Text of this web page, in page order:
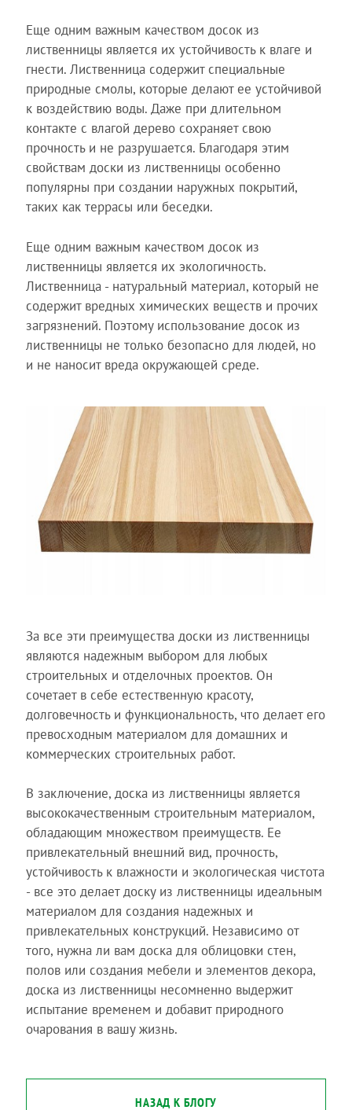
Еще одним важным качеством досок из
лиственницы является их устойчивость к влаге и
гнести. Лиственница содержит специальные
природные смолы, которые делают ее устойчивой
к воздействию воды. Даже при длительном
контакте с влагой дерево сохраняет свою
прочность и не разрушается. Благодаря этим
свойствам доски из лиственницы особенно
популярны при создании наружных покрытий,
таких как террасы или беседки.
Еще одним важным качеством досок из
лиственницы является их экологичность.
Лиственница - натуральный материал, который не
содержит вредных химических веществ и прочих
загрязнений. Поэтому использование досок из
лиственницы не только безопасно для людей, но
и не наносит вреда окружающей среде.
За все эти преимущества доски из лиственницы
являются надежным выбором для любых
строительных и отделочных проектов. Он
сочетает в себе естественную красоту,
долговечность и функциональность, что делает его
превосходным материалом для домашних и
коммерческих строительных работ.
В заключение, доска из лиственницы является
высококачественным строительным материалом,
обладающим множеством преимуществ. Ее
привлекательный внешний вид, прочность,
устойчивость к влажности и экологическая чистота
- все это делает доску из лиственницы идеальным
материалом для создания надежных и
привлекательных конструкций. Независимо от
того, нужна ли вам доска для облицовки стен,
полов или создания мебели и элементов декора,
доска из лиственницы несомненно выдержит
испытание временем и добавит природного
очарования в вашу жизнь.
НАЗАД К БЛОГУ